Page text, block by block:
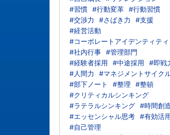
#習慣 #行動変革 #行動習慣
#交渉力
#さばき力
#支援
#経営活動
#コーポレートアイデンティティ
#社内行事 #管理部門
#経験者採用
#中途採用
#即戦
#人間力
#マネジメントサイク
#部下ノート
#整理
#整頓
#クリティカルシンキング
#ラテラルシンキング #時間創
#エッセンシャル思考 #有効活
#自己管理